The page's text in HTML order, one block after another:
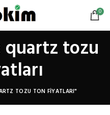
0
quartz tozu
TOZU TON FIYATLARI"